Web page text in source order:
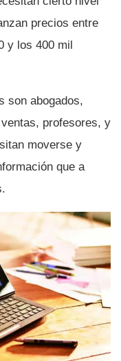
precios entre
y los 400 mil
son abogados,
profesores, y
moverse y
que a